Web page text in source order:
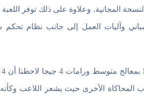
المجانية. وعلاوة على ذلك توفر
وآليات العمل إلى جانب نظام
المحاكاة الأخرى حيث يشعر اللاعب